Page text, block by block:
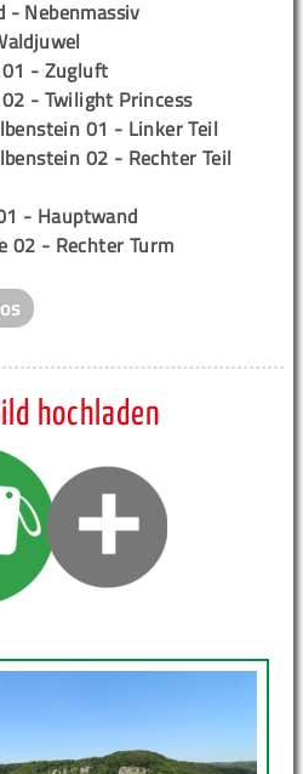
- Nebenmassiv
- Zugluft
- Twilight Princess
01 - Linker Teil
02 - Rechter Teil
- Hauptwand
02 - Rechter Turm
hochladen